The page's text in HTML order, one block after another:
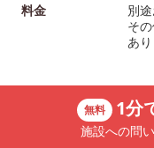
料金
別
そ
あり
無料 1分
施設への問